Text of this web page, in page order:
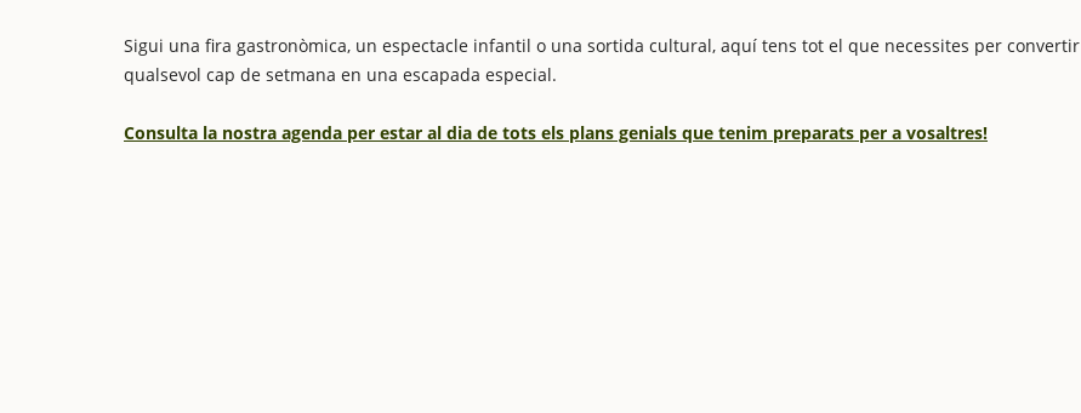
Sigui una fira gastronòmica, un espectacle infantil o una sortida cultural, aquí tens tot el que necessites per convertir
qualsevol cap de setmana en una escapada especial.
Consulta la nostra agenda per estar al dia de tots els plans genials que tenim preparats per a vosaltres!